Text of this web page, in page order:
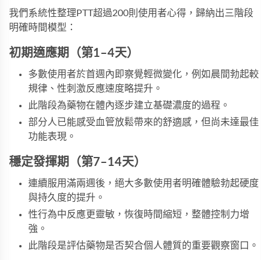
我們系統性整理PTT超過200則使用者心得，歸納出三階段
明確時間模型：
初期適應期（第1–4天）
多數使用者於首週內即察覺輕微變化，例如晨間勃起較
規律、性刺激反應速度略提升。
此階段為藥物在體內逐步建立基礎濃度的過程。
部分人已能感受血管放鬆帶來的舒適感，但尚未達最佳
功能表現。
穩定發揮期（第7–14天）
連續服用滿兩週後，絕大多數使用者明確體驗勃起硬度
與持久度的提升。
性行為中反應更靈敏，恢復時間縮短，整體控制力增
強。
此階段是評估藥物是否契合個人體質的重要觀察窗口。